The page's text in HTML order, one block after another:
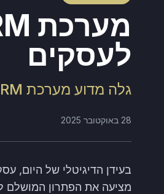
לעסקים
גלה מדוע מערכת CRM בענן היא הבחירה הנבונה לניהול קשרי לקוחות
28 באוקטובר 2025
מציעה את הפתרון המושלם